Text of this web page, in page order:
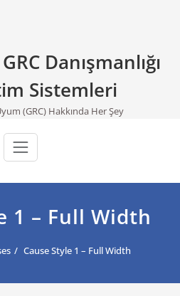
Danışmanlığı
Sistemleri
(GRC) Hakkında Her Şey
1 – Full Width
Cause Style 1 – Full Width